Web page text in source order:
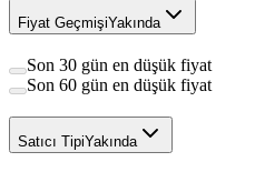
Fiyat GeçmişiYakında
Son 30 gün en düşük fiyat
Son 60 gün en düşük fiyat
Satıcı TipiYakında